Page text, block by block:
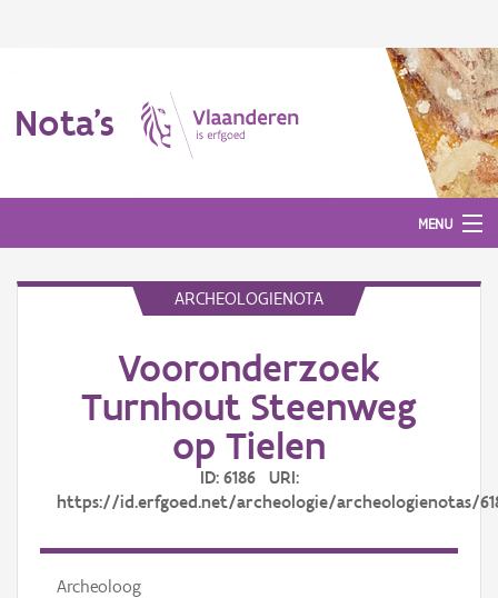
Nota's
MENU
ARCHEOLOGIENOTA
Vooronderzoek
Turnhout Steenweg
op Tielen
ID: 6186 URI:
https://id.erfgoed.net/archeologie/archeologienotas/
Archeoloog